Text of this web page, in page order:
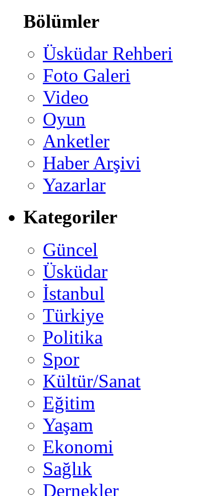
Bölümler
Üsküdar Rehberi
Foto Galeri
Video
Oyun
Anketler
Haber Arşivi
Yazarlar
Kategoriler
Güncel
Üsküdar
İstanbul
Türkiye
Politika
Spor
Kültür/Sanat
Eğitim
Yaşam
Ekonomi
Sağlık
Dernekler